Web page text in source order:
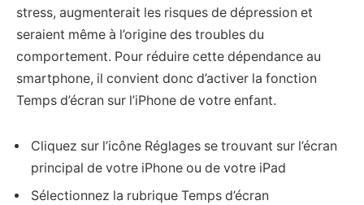
stress, augmenterait les risques de dépression et
seraient même à l’origine des troubles du
comportement. Pour réduire cette dépendance au
smartphone, il convient donc d’activer la fonction
Temps d’écran sur l’iPhone de votre enfant.
Cliquez sur l’icône Réglages se trouvant sur l’écran
principal de votre iPhone ou de votre iPad
Sélectionnez la rubrique Temps d’écran